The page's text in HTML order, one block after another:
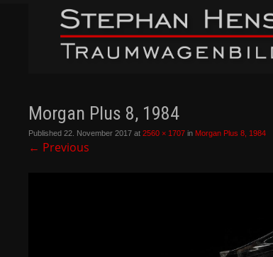
Morgan Plus 8, 1984
Published22. November 2017 at2560 × 1707 in Morgan Plus 8, 1984
← Previous